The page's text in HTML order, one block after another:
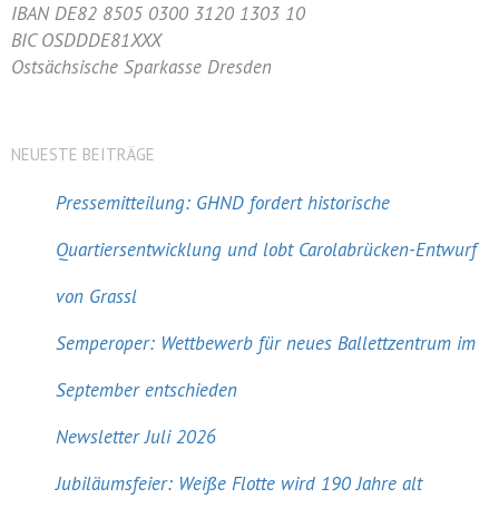
IBAN DE82 8505 0300 3120 1303 10
BIC OSDDDE81XXX
Ostsächsische Sparkasse Dresden
NEUESTE BEITRÄGE
Pressemitteilung: GHND fordert historische
Quartiersentwicklung und lobt Carolabrücken-Entwurf
von Grassl
Semperoper: Wettbewerb für neues Ballettzentrum im
September entschieden
Newsletter Juli 2026
Jubiläumsfeier: Weiße Flotte wird 190 Jahre alt